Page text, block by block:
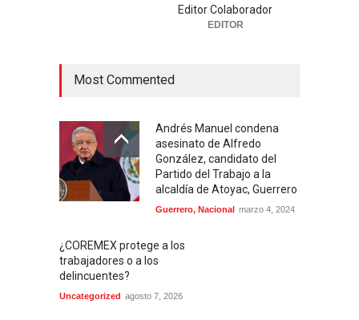
Editor Colaborador
EDITOR
Most Commented
Andrés Manuel condena
asesinato de Alfredo
González, candidato del
Partido del Trabajo a la
alcaldía de Atoyac, Guerrero
Guerrero, Nacional marzo 4, 2024
¿COREMEX protege a los
trabajadores o a los
delincuentes?
Uncategorized agosto 7, 2026